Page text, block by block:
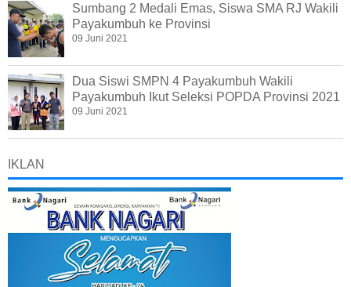
Sumbang 2 Medali Emas, Siswa SMA RJ Wakili
Payakumbuh ke Provinsi
09 Juni 2021
Dua Siswi SMPN 4 Payakumbuh Wakili
Payakumbuh Ikut Seleksi POPDA Provinsi 2021
09 Juni 2021
IKLAN